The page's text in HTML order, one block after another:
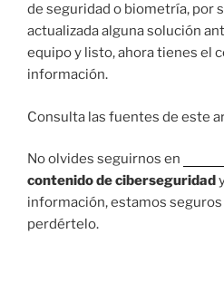
de seguridad o biometría, por
actualizada alguna solución
equipo y listo, ahora tienes el
información.
Consulta las fuentes de este
No olvides seguirnos en
contenido de ciberseguridad
información, estamos
perdértelo.